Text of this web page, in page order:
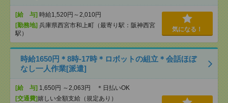
[給 与] 時給1,520円～2,010円
[勤務地] 兵庫県西宮市和上町（最寄り駅：阪神西宮
駅）
気になる！
時給1650円＊8時-17時＊ロボットの組立＊会話ほぼ
なし一人作業[派遣]
[給 与] 1,650円 ～2,063円 ＊日払いOK
[交通費]嬉しい全額支給（規定あり）